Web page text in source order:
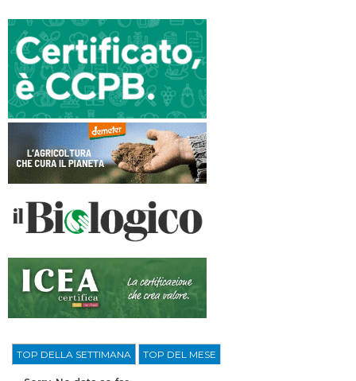
TOP DELLA SETTIMANA TOP DEL MESE